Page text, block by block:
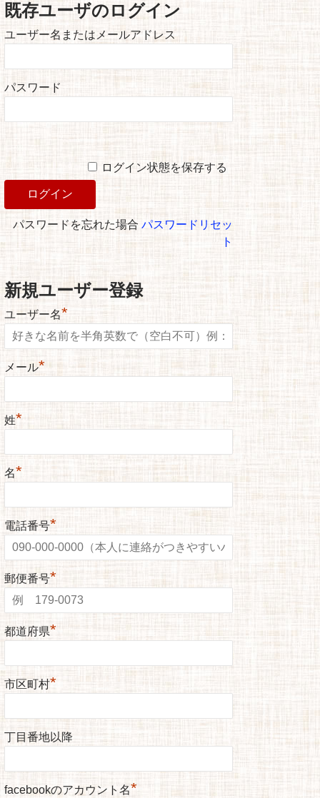
既存ユーザのログイン
ユーザー名またはメールアドレス
パスワード
ログイン状態を保存する
パスワードを忘れた場合パスワードリセッ
ト
新規ユーザー登録
ユーザー名*
メール*
姓*
名*
電話番号*
郵便番号*
都道府県*
市区町村*
丁目番地以降
facebookのアカウント名*